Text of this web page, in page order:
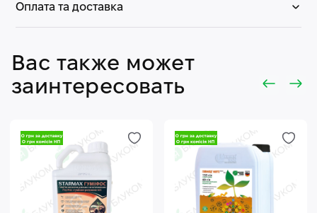
Оплата та доставка
Вас также может
заинтересовать